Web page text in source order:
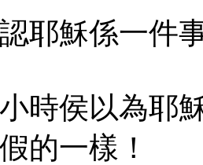
耶穌係一件
時侯以為耶
的一樣！